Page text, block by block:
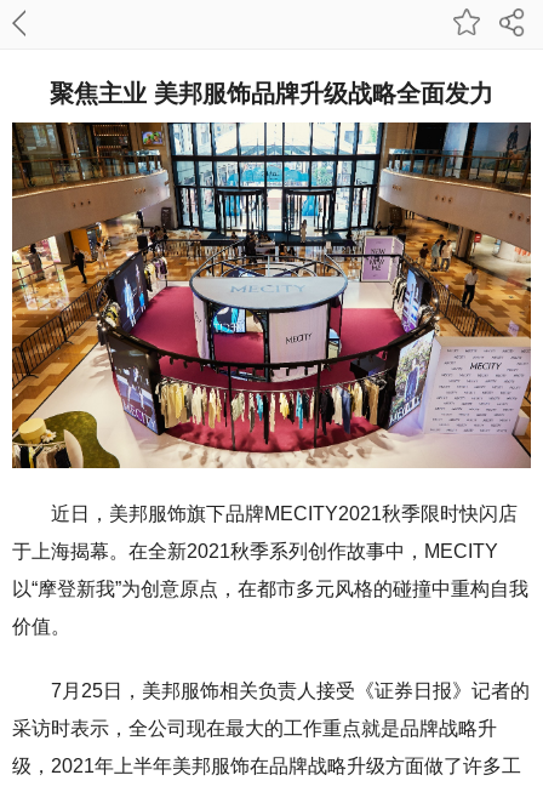
聚焦主业 美邦服饰品牌升级战略全面发力
近日， 美邦服饰旗下品牌MECITY2021秋季限时快闪店
于上海揭幕。在全新2021秋季系列创作故事中，MECITY
以“摩登新我”为创意原点，在都市多元风格的碰撞中重构自我
价值。
7月25日，美邦服饰相关负责人接受《证券日报》记者的
采访时表示，全公司现在最大的工作重点就是品牌战略升
级，2021年上半年美邦服饰在品牌战略升级方面做了许多工